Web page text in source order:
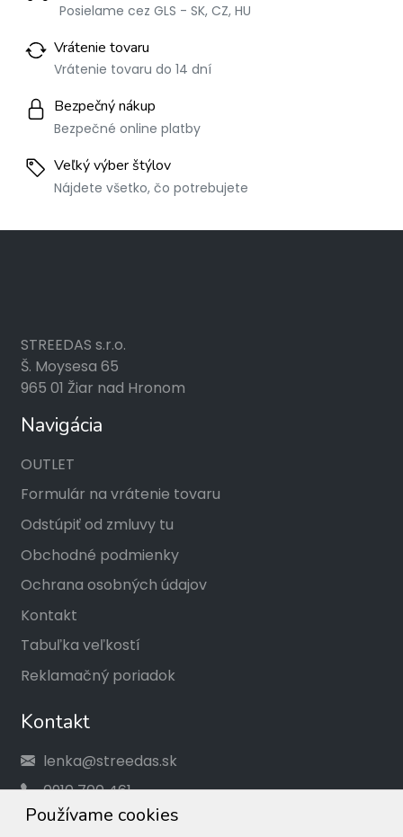
Posielame cez GLS - SK, CZ, HU
Vrátenie tovaru
Vrátenie tovaru do 14 dní
Bezpečný nákup
Bezpečné online platby
Veľký výber štýlov
Nájdete všetko, čo potrebujete
Používame cookies
STREEDAS s.r.o.
Š. Moysesa 65
965 01 Žiar nad Hronom
Navigácia
OUTLET
Formulár na vrátenie tovaru
Odstúpiť od zmluvy tu
Obchodné podmienky
Ochrana osobných údajov
Kontakt
Tabuľka veľkostí
Reklamačný poriadok
Kontakt
lenka@streedas.sk
0910 700 461